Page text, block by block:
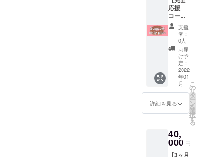
でもOK
です。
※不適切
な表
現、言
葉と判
断した
場合に
は掲載
をお断
りさせ
ていた
合があ
りま
示いた
だくと
お好き
なドー
ナツを1
パック
をプレ
ゼント
いたし
ます。
（1パッ
ク：7～
8個を予
定）
※OPEN
ルにて
告知い
たしま
期限：
2021/12
/29ま
で】 T
シャツ
は後日
発送い
たしま
す。 ま
た、完
成したT
シャツ
はス
タッフ
半年間
着用を
予定し
（6万円
相当）
分をの
チケッ
トで
す。 交
換期
限：
OPEN
2022/2/
28 使用
期限：
2ヶ月間
チケッ
ト交換
応援
コース
（竹）
】 後日
「笹本
北斗」
本人が
ZOOM
（ビデ
オ通
話）に
てお礼
させて
いただ
きま
考欄に
応援
メッ
支援
者：
0人
お届
け予
定：
2022
年01
月
詳細を見る
こ
の
リ
タ
ー
ン
を
選
択
す
る
40,
000 円
【3ヶ月